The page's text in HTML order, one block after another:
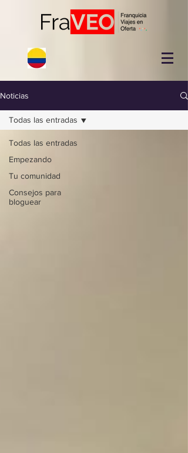
Noticias
Todas las entradas
Empezando
Tu comunidad
Consejos para
bloguear
Todas las entradas